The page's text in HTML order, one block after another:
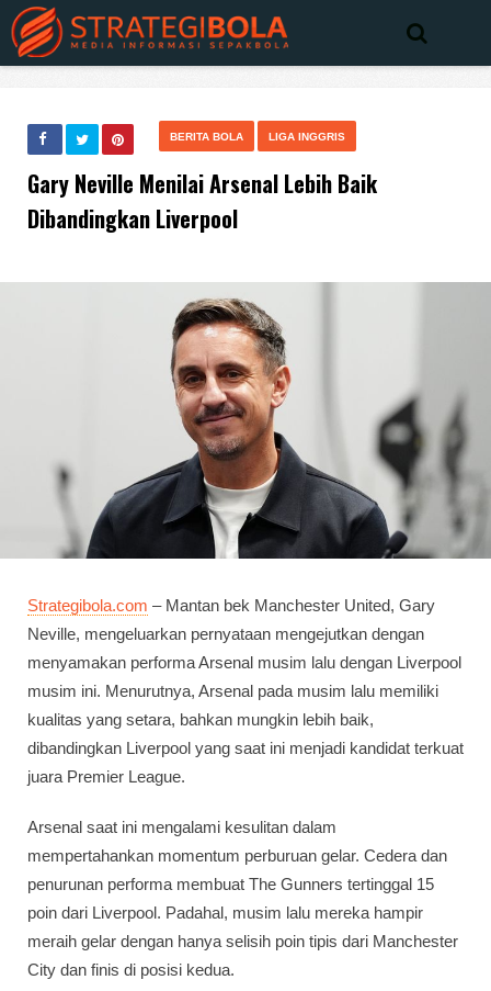
BERITA BOLA LIGA INGGRIS
Gary Neville Menilai Arsenal Lebih Baik
Dibandingkan Liverpool
Strategibola.com – Mantan bek Manchester United, Gary
Neville, mengeluarkan pernyataan mengejutkan dengan
menyamakan performa Arsenal musim lalu dengan Liverpool
musim ini. Menurutnya, Arsenal pada musim lalu memiliki
kualitas yang setara, bahkan mungkin lebih baik,
dibandingkan Liverpool yang saat ini menjadi kandidat terkuat
juara Premier League.
Arsenal saat ini mengalami kesulitan dalam
mempertahankan momentum perburuan gelar. Cedera dan
penurunan performa membuat The Gunners tertinggal 15
poin dari Liverpool. Padahal, musim lalu mereka hampir
meraih gelar dengan hanya selisih poin tipis dari Manchester
City dan finis di posisi kedua.